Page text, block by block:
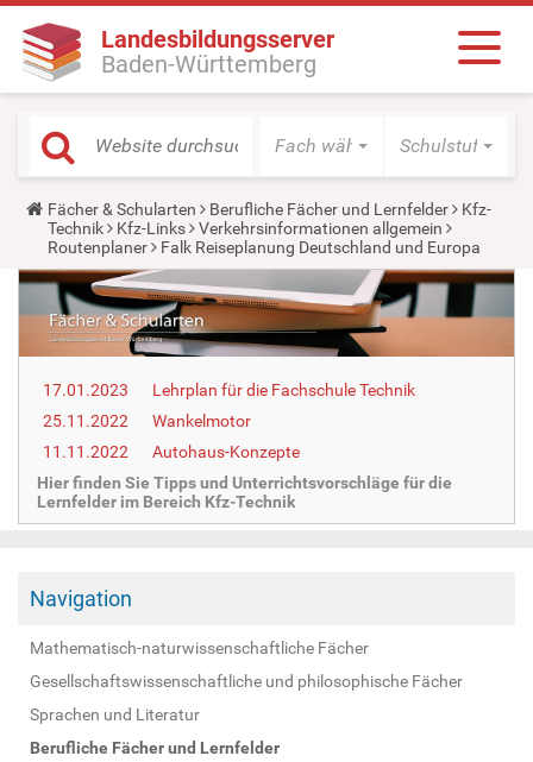
Landesbildungsserver
Baden-Württemberg
Fach wählen Schulstufe
Y
o
u
a
r
h
e
r
:
Fächer & Schularten Berufliche Fächer und Lernfelder
Kfz-
Technik
Kfz-Links
Verkehrsinformationen allgemein
Routenplaner
Falk Reiseplanung Deutschland und Europa
17.01.2023
Lehrplan für die Fachschule Technik
25.11.2022
Wankelmotor
11.11.2022
Autohaus-Konzepte
Hier finden Sie Tipps und Unterrichtsvorschläge für die
Lernfelder im Bereich Kfz-Technik
Navigation
Mathematisch-naturwissenschaftliche Fächer
Gesellschaftswissenschaftliche und philosophische Fächer
Sprachen und Literatur
Berufliche Fächer und Lernfelder